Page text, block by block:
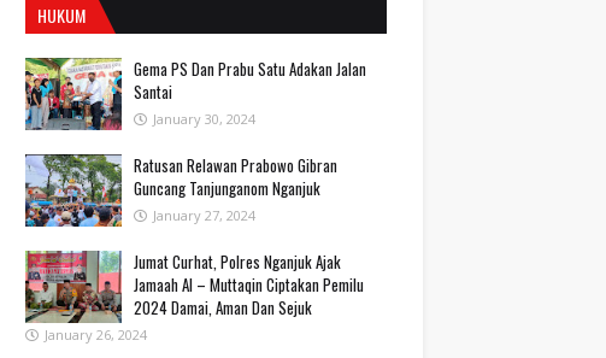
HUKUM
Gema PS Dan Prabu Satu Adakan Jalan
Santai
January 30, 2024
Ratusan Relawan Prabowo Gibran
Guncang Tanjunganom Nganjuk
January 27, 2024
Jumat Curhat, Polres Nganjuk Ajak
Jamaah Al – Muttaqin Ciptakan Pemilu
2024 Damai, Aman Dan Sejuk
January 26, 2024